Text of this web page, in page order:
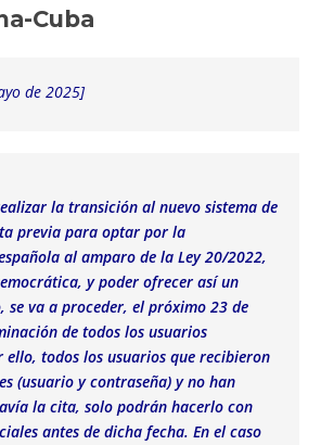
Cuba
de 2025]
la transición al nuevo sistema de
previa para optar por la
al amparo de la Ley 20/2022,
y poder ofrecer así un
se va a proceder, el próximo 23 de
de todos los usuarios
ello, todos los usuarios que recibieron
(usuario y contraseña) y no han
la cita, solo podrán hacerlo con
antes de dicha fecha. En el caso